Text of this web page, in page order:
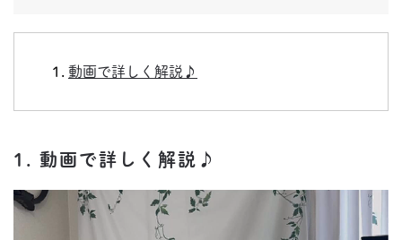
動画で詳しく解説♪
1. 動画で詳しく解説♪
動